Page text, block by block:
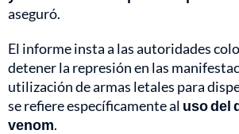
aseguró.
El informe insta a las autoridades
detener la represión en las
utilización de armas letales para
se refiere específicamente al uso del
venom.